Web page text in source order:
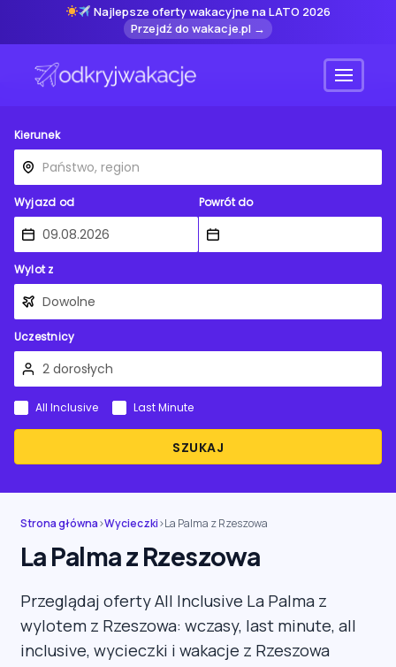
Najlepsze oferty wakacyjne na LATO 2026
Przejdź do wakacje.pl →
Menu
Kierunek
Wyjazd od Powrót do
Wylot z
Uczestnicy
SZUKAJ
All Inclusive Last Minute
Strona główna›Wycieczki›La Palma z Rzeszowa
La Palma z Rzeszowa
Przeglądaj oferty All Inclusive La Palma z
wylotem z Rzeszowa: wczasy, last minute, all
inclusive, wycieczki i wakacje z Rzeszowa